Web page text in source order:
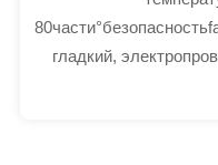
гладкий,